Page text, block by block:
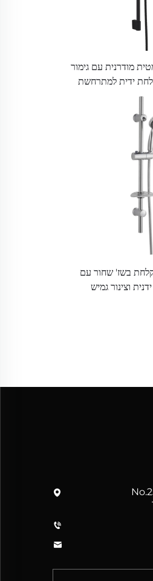
מודרנית עם גימור
ידית למתרחשת
בשז' שחור עם
וצינור גמיש